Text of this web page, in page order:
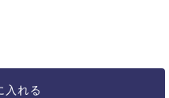
入れる